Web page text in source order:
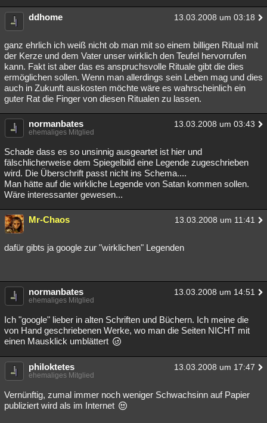
ddhome 13.03.2008 um 03:18
ganz ehrlich ich weiß nicht ob man mit so einem billigen Ritual mit
der Kerze und dem Vater unser wirklich den Teufel hervorrufen
kann. Fakt ist aber das es anspruchsvolle Rituale gibt die dies
ermöglichen sollen. Wenn man allerdings sein Leben mag und dies
auch in Zukunft auskosten möchte wäre es wahrscheinlich ein
guter Rat die Finger von diesen Ritualen zu lassen.
normanbates 13.03.2008 um 03:43
ehemaliges Mitglied
Schade dass es so unsinnig ausgeartet ist hier und
fälschlicherweise dem Spiegelbild eine Legende zugeschrieben
wird. Die Überschrift passt nicht ins Schema....
Man hätte auf die wirkliche Legende von Satan kommen sollen.
Wäre interessanter gewesen...
Mr-Chaos 13.03.2008 um 11:41
dafür gibts ja google zur "wirklichen" Legenden
normanbates 13.03.2008 um 14:51
ehemaliges Mitglied
Ich "google" lieber in alten Schriften und Büchern. Ich meine die
von Hand geschriebenen Werke, wo man die Seiten NICHT mit
einen Mausklick umblättert
philoktetes 13.03.2008 um 17:47
ehemaliges Mitglied
Vernünftig, zumal immer noch weniger Schwachsinn auf Papier
publiziert wird als im Internet